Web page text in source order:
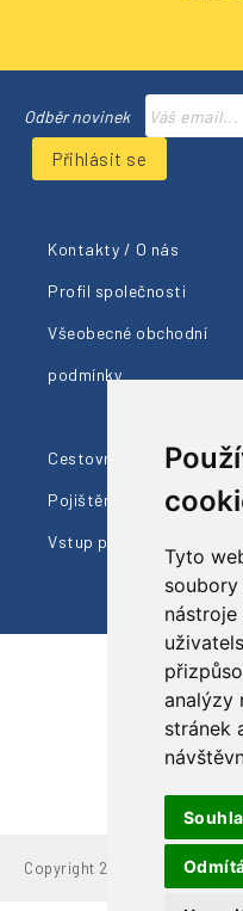
Tyto
nástroje
analýzy
stránek
Odběr novinek
Přihlásit se
Kontakty / O nás
Profil společnosti
Všeobecné obchodní
podmínky
Cestovní pojištění
Pojištění proti úpadku
Vstup pro prodejce
Copyright 2022 Grand Travel,